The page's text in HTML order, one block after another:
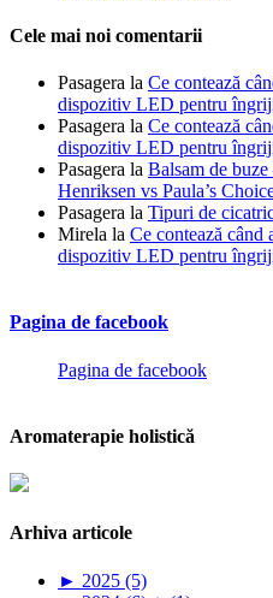
Cele mai noi comentarii
Pasagera la Ce contează
dispozitiv LED pentru
Pasagera la Ce contează
dispozitiv LED pentru
Pasagera la Balsam de
Henriksen vs Paula’s
Pasagera la Tipuri de
Mirela la Ce contează când
dispozitiv LED pentru
Pagina de facebook
Pagina de facebook
Aromaterapie holistică
Arhiva articole
► 2025 (5)